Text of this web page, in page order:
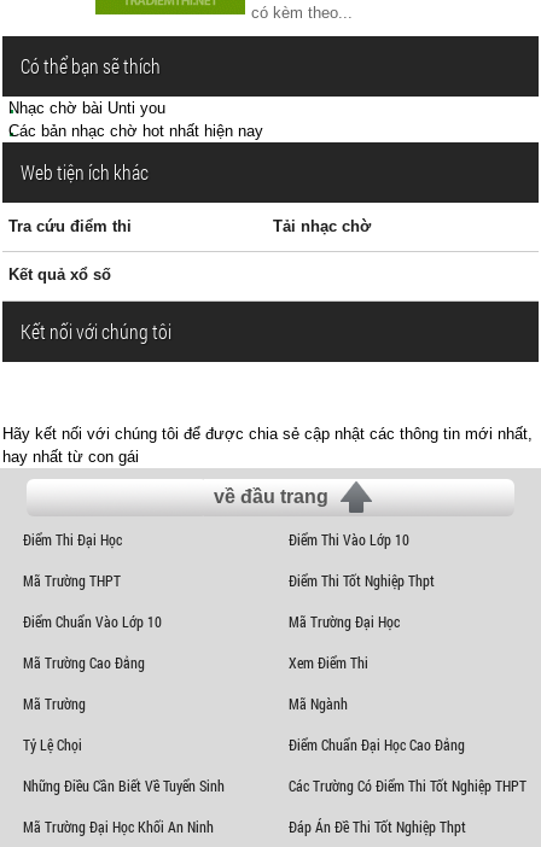
có kèm theo...
Có thể bạn sẽ thích
Nhạc chờ bài Unti you
Các bản nhạc chờ hot nhất hiện nay
Web tiện ích khác
Tra cứu điểm thi Tải nhạc chờ
Kết quả xổ số
Kết nối với chúng tôi
Hãy kết nối với chúng tôi để được chia sẻ cập nhật các thông tin mới nhất,
hay nhất từ con gái
về đầu trang
Điểm Thi Đại Học Điểm Thi Vào Lớp 10
Mã Trường THPT Điểm Thi Tốt Nghiệp Thpt
Điểm Chuẩn Vào Lớp 10 Mã Trường Đại Học
Mã Trường Cao Đẳng Xem Điểm Thi
Mã Trường Mã Ngành
Tỷ Lệ Chọi Điểm Chuẩn Đại Học Cao Đẳng
Những Điều Cần Biết Về Tuyển Sinh Các Trường Có Điểm Thi Tốt Nghiệp THPT
Mã Trường Đại Học Khối An Ninh Đáp Án Đề Thi Tốt Nghiệp Thpt